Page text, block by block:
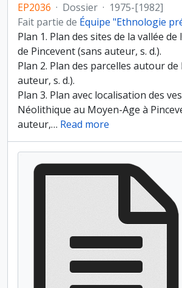
EP2036 · Dossier · 1975-[1982]
Fait partie de Équipe "Ethnologie
Plan 1. Plan des sites de la vallée
de Pincevent (sans auteur, s. d.).
Plan 2. Plan des parcelles autour de
auteur, s. d.).
Plan 3. Plan avec localisation des
Néolithique au Moyen-Age à
auteur,… Read more